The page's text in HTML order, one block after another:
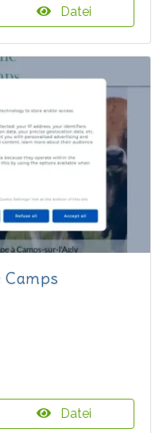
Datei
Camps
Datei